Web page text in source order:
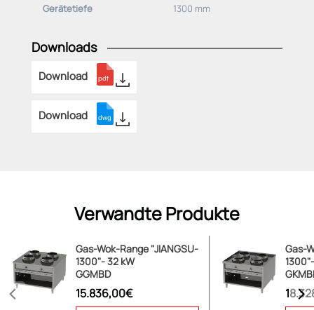
Gerätetiefe 1300 mm
Downloads
Download
Download
Verwandte Produkte
Gas-Wok-Range "JIANGSU-
1300"- 32 kW
GGMBD
15.836,00€
Gas-